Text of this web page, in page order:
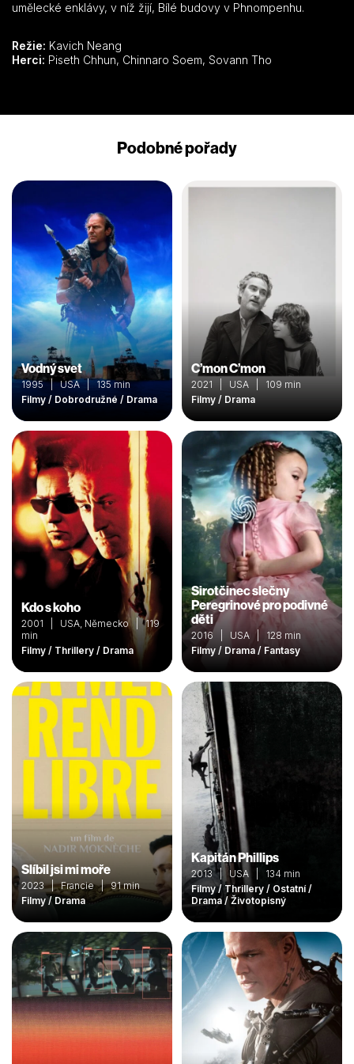
umělecké enklávy, v níž žijí, Bílé budovy v Phnompenhu.
Režie: Kavich Neang
Herci:
Piseth Chhun, Chinnaro Soem, Sovann Tho
Podobné pořady
Vodný svet
1995 | USA | 135 min
Filmy / Dobrodružné / Drama
C’mon C’mon
2021 | USA | 109 min
Filmy / Drama
Kdo s koho
2001 | USA, Německo | 119
min
Filmy / Thrillery / Drama
Sirotčinec slečny
Peregrinové pro podivné
děti
2016 | USA | 128 min
Filmy / Drama / Fantasy
Slíbil jsi mi moře
2023 | Francie | 91 min
Filmy / Drama
Kapitán Phillips
2013 | USA | 134 min
Filmy / Thrillery / Ostatní /
Drama / Životopisný